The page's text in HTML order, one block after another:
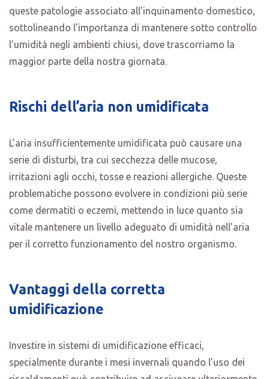
queste patologie associato all’inquinamento domestico,
sottolineando l’importanza di mantenere sotto controllo
l’umidità negli ambienti chiusi, dove trascorriamo la
maggior parte della nostra giornata.
Rischi dell’aria non umidificata
L’aria insufficientemente umidificata può causare una
serie di disturbi, tra cui secchezza delle mucose,
irritazioni agli occhi, tosse e reazioni allergiche. Queste
problematiche possono evolvere in condizioni più serie
come dermatiti o eczemi, mettendo in luce quanto sia
vitale mantenere un livello adeguato di umidità nell’aria
per il corretto funzionamento del nostro organismo.
Vantaggi della corretta
umidificazione
Investire in sistemi di umidificazione efficaci,
specialmente durante i mesi invernali quando l’uso dei